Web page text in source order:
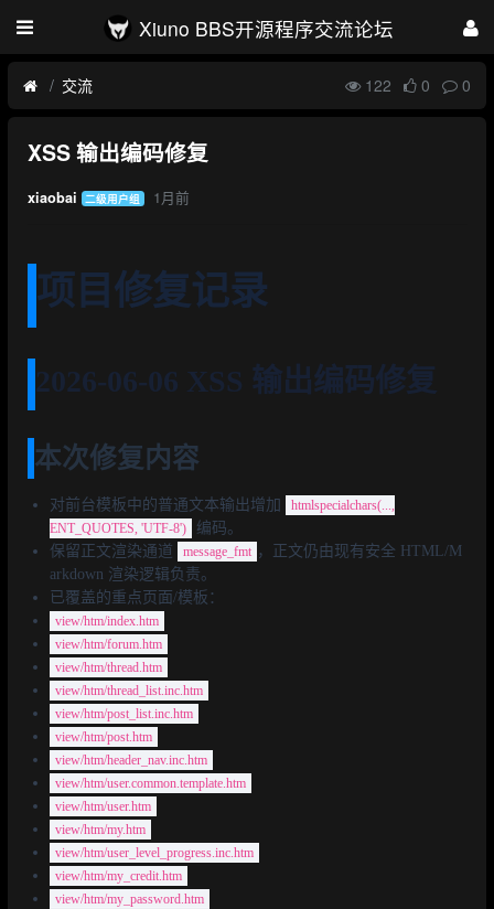
Xiuno BBS开源程序交流论坛
交流 122 0 0
XSS 输出编码修复
xiaobai 二级用户组 1月前
项目修复记录
2026-06-06 XSS 输出编码修复
本次修复内容
对前台模板中的普通文本输出增加
htmlspecialchars(...,
ENT_QUOTES, 'UTF-8')
编码。
保留正文渲染通道
message_fmt
，正文仍由现有安全 HTML/M
arkdown 渲染逻辑负责。
已覆盖的重点页面/模板：
view/htm/index.htm
view/htm/forum.htm
view/htm/thread.htm
view/htm/thread_list.inc.htm
view/htm/post_list.inc.htm
view/htm/post.htm
view/htm/header_nav.inc.htm
view/htm/user.common.template.htm
view/htm/user.htm
view/htm/my.htm
view/htm/user_level_progress.inc.htm
view/htm/my_credit.htm
view/htm/my_password.htm